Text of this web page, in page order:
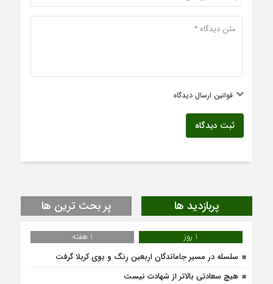
قوانین ارسال دیدگاه
ثبت دیدگاه
پربازدید ها پر بحث ترین ها
1 روز
1 هفته
سلسله در مسیر جاماندگان اربعین رنگ و بوی کربلا گرفت
هیچ سعادتی بالاتر از شهادت نیست